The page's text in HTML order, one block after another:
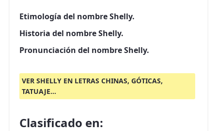
Etimología del nombre Shelly.
Historia del nombre Shelly.
Pronunciación del nombre Shelly.
VER SHELLY EN LETRAS CHINAS, GÓTICAS,
TATUAJE...
Clasificado en: